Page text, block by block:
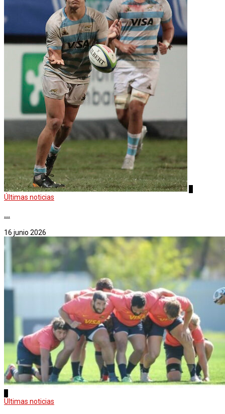
Últimas noticias
...
16 junio 2026
Últimas noticias